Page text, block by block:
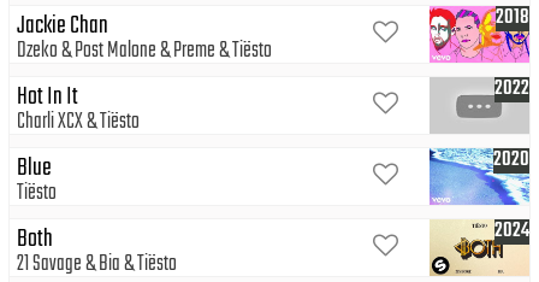
2018
Jackie Chan
Dzeko Post Malone Preme Tiësto
2022
Hot In It
Charli XCX Tiësto
2020
Blue
Tiësto
2024
Both
21 Savage Bia Tiësto